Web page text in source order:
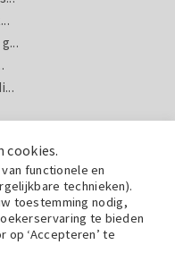
Lees dan de
cookies.
functionele en
technieken).
toestemming nodig,
te bieden
op ‘Accepteren’ te